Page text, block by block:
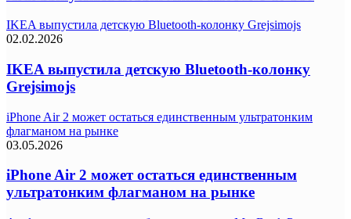
IKEA выпустила детскую Bluetooth-колонку Grejsimojs
02.02.2026
IKEA выпустила детскую Bluetooth-колонку
Grejsimojs
iPhone Air 2 может остаться единственным ультратонким
флагманом на рынке
03.05.2026
iPhone Air 2 может остаться единственным
ультратонким флагманом на рынке